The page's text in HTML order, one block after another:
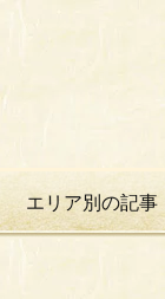
エリア別の記事